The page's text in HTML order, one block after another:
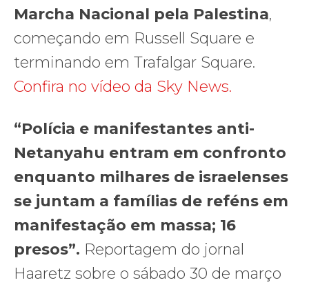
Marcha Nacional pela Palestina,
começando em Russell Square e
terminando em Trafalgar Square.
Confira no vídeo da Sky News.
“Polícia e manifestantes anti-
Netanyahu entram em confronto
enquanto milhares de israelenses
se juntam a famílias de reféns em
manifestação em massa; 16
presos”. Reportagem do jornal
Haaretz sobre o sábado 30 de março